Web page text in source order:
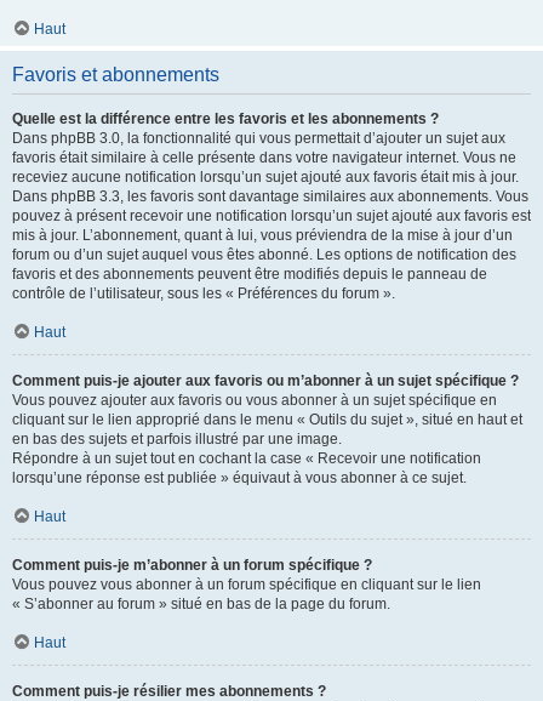
Haut
Favoris et abonnements
Quelle est la différence entre les favoris et les abonnements ?
Dans phpBB 3.0, la fonctionnalité qui vous permettait d’ajouter un sujet aux
favoris était similaire à celle présente dans votre navigateur internet. Vous ne
receviez aucune notification lorsqu’un sujet ajouté aux favoris était mis à jour.
Dans phpBB 3.3, les favoris sont davantage similaires aux abonnements. Vous
pouvez à présent recevoir une notification lorsqu’un sujet ajouté aux favoris est
mis à jour. L’abonnement, quant à lui, vous préviendra de la mise à jour d’un
forum ou d’un sujet auquel vous êtes abonné. Les options de notification des
favoris et des abonnements peuvent être modifiés depuis le panneau de
contrôle de l’utilisateur, sous les « Préférences du forum ».
Haut
Comment puis-je ajouter aux favoris ou m’abonner à un sujet spécifique ?
Vous pouvez ajouter aux favoris ou vous abonner à un sujet spécifique en
cliquant sur le lien approprié dans le menu « Outils du sujet », situé en haut et
en bas des sujets et parfois illustré par une image.
Répondre à un sujet tout en cochant la case « Recevoir une notification
lorsqu’une réponse est publiée » équivaut à vous abonner à ce sujet.
Haut
Comment puis-je m’abonner à un forum spécifique ?
Vous pouvez vous abonner à un forum spécifique en cliquant sur le lien
« S’abonner au forum » situé en bas de la page du forum.
Haut
Comment puis-je résilier mes abonnements ?